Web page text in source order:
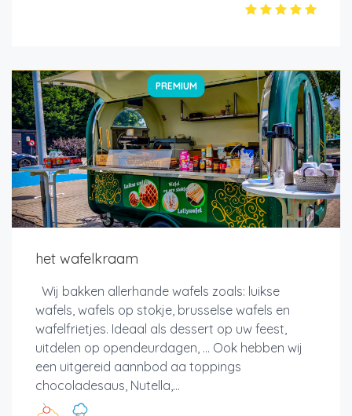
PREMIUM
het wafelkraam
Wij bakken allerhande wafels zoals: luikse
wafels, wafels op stokje, brusselse wafels en
wafelfrietjes. Ideaal als dessert op uw feest,
uitdelen op opendeurdagen, ... Ook hebben wij
een uitgereid aannbod aa toppings
chocoladesaus, Nutella,...